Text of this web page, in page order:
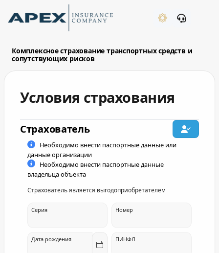
Skip to Main Content
Комплексное страхование транспортных средств и
сопутствующих рисков
Условия страхования
Страхователь
Необходимо внести паспортные данные или
данные организации
Необходимо внести паспортные данные
владельца объекта
Страхователь является выгодоприобретателем
Серия Номер
Дата рождения ПИНФЛ
New
What's New
owner_list_type
benef_list_type